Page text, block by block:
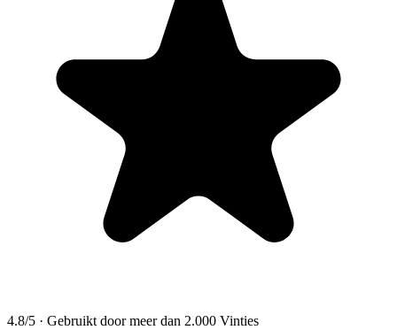
4.8/5 · Gebruikt door meer dan 2.000 Vinties